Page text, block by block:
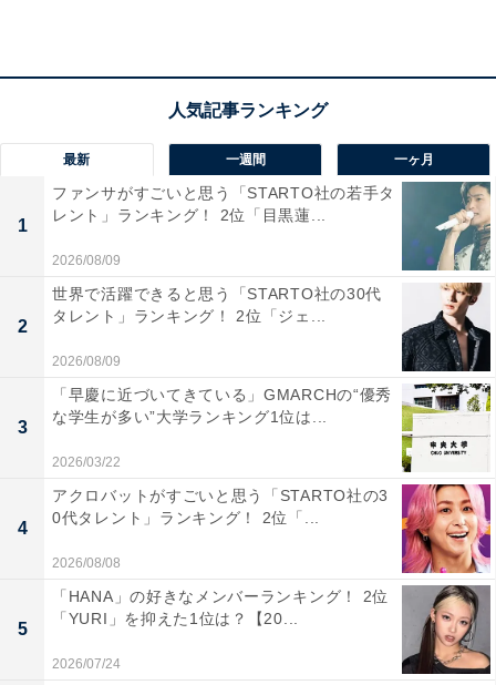
奈良県の県庁所在地であり、古都として世界遺産を多数
擁する奈良市。東大寺や奈良公園など、歴史的な文化財
と豊かな自然が調和した環境が魅力です。医療機関や商
業施設、公共交通機関などの都市インフラが整ってお
り、日常生活に不便がありません。歴史や文化に触れな
がら、穏やかで落ち着いた老後を過ごせる点が大きな強
みです。また、観光地としての魅力も高く、生涯を通じ
て飽きることなく生活を楽しめるでしょう。
回答者からは「交通利便性が高く車が無くても生活に支
障がないから」（40代女性／兵庫県）、「史跡がたくさ
んあって、散歩が楽しそう」（40代男性／兵庫県）、
「歴史や自然が身近で、落ち着いた雰囲気の中ゆったり
暮らせそうだから」（30代女性／東京都）といった声が
集まりました。
※回答者からのコメントは原文ママです
最新 一週間 一ヶ月
1
ファンサがすごいと思う「STARTO社の若手タ
レント」ランキング！ 2位「目黒蓮...
2026/08/09
2
世界で活躍できると思う「STARTO社の30代
タレント」ランキング！ 2位「ジェ...
2026/08/09
3
「早慶に近づいてきている」GMARCHの“優秀
な学生が多い”大学ランキング1位は...
2026/03/22
4
アクロバットがすごいと思う「STARTO社の3
0代タレント」ランキング！ 2位「...
2026/08/08
5
「HANA」の好きなメンバーランキング！ 2位
「YURI」を抑えた1位は？【20...
2026/07/24